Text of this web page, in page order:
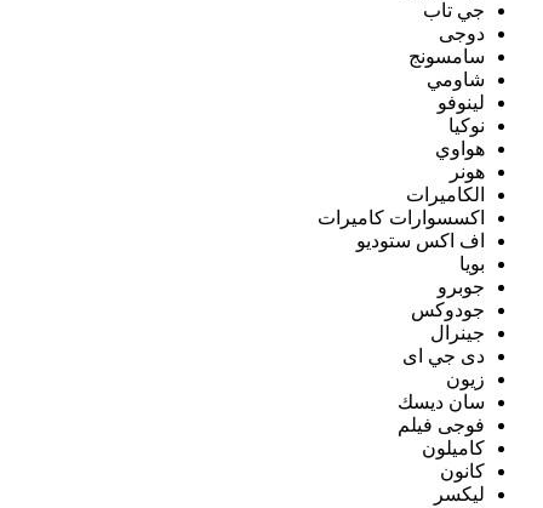
جي تاب
دوجى
سامسونج
شاومي
لينوفو
نوكيا
هواوي
هونر
الكاميرات
اكسسوارات كاميرات
اف اكس ستوديو
بويا
جوبرو
جودوكس
جينرال
دى جي اى
زيون
سان ديسك
فوجى فيلم
كاميلون
كانون
ليكسر